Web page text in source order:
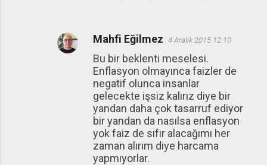
Mahfi Eğilmez 4 Aralık 2015 12:10
Bu bir beklenti meselesi.
Enflasyon olmayınca faizler de
negatif olunca insanlar
gelecekte işsiz kalırız diye bir
yandan daha çok tasarruf ediyor
bir yandan da nasılsa enflasyon
yok faiz de sıfır alacağımı her
zaman alırım diye harcama
yapmıyorlar.